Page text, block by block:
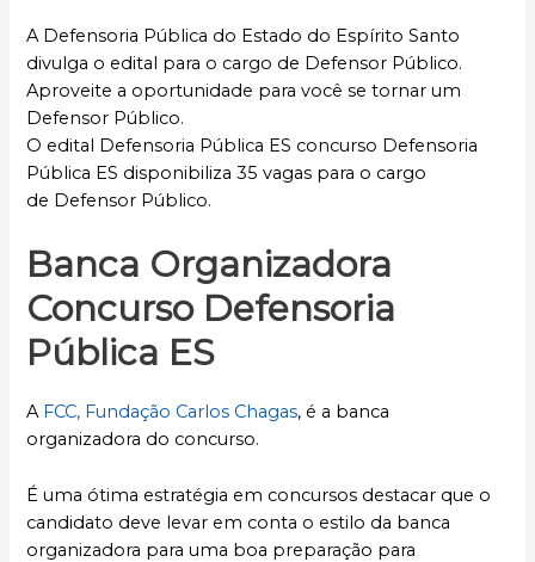
A Defensoria Pública do Estado do Espírito Santo
divulga o edital para o cargo de Defensor Público.
Aproveite a oportunidade para você se tornar um
Defensor Público.
O edital Defensoria Pública ES concurso Defensoria
Pública ES disponibiliza 35 vagas para o cargo
de Defensor Público.
Banca Organizadora
Concurso Defensoria
Pública ES
A FCC, Fundação Carlos Chagas, é a banca
organizadora do concurso.
É uma ótima estratégia em concursos destacar que o
candidato deve levar em conta o estilo da banca
organizadora para uma boa preparação para